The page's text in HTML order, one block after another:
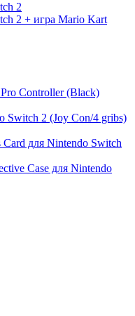
2
2 + игра Mario Kart
Controller (Black)
Switch 2 (Joy Con/4 gribs)
для Nintendo Switch
Case для Nintendo